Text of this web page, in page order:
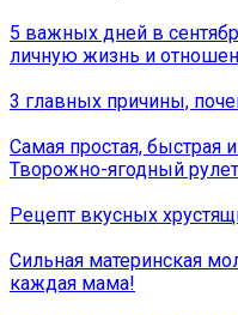
5 важных дней в
личную жизнь и
3 главных причины,
Самая простая, быстрая
Творожно-ягодный
Рецепт вкусных
Сильная материнская
каждая мама!